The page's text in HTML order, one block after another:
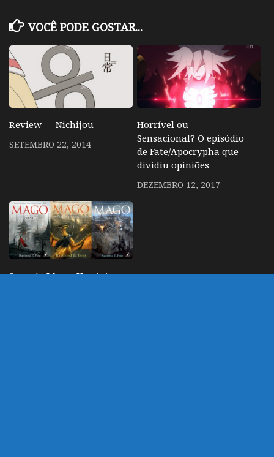
VOCÊ PODE GOSTAR...
Review — Nichijou
SETEMBRO 22, 2014
Horrível ou
Sensacional? O episódio
de Fate/Apocrypha que
dividiu opiniões
DEZEMBRO 12, 2017
Saga do Mago: Um épico